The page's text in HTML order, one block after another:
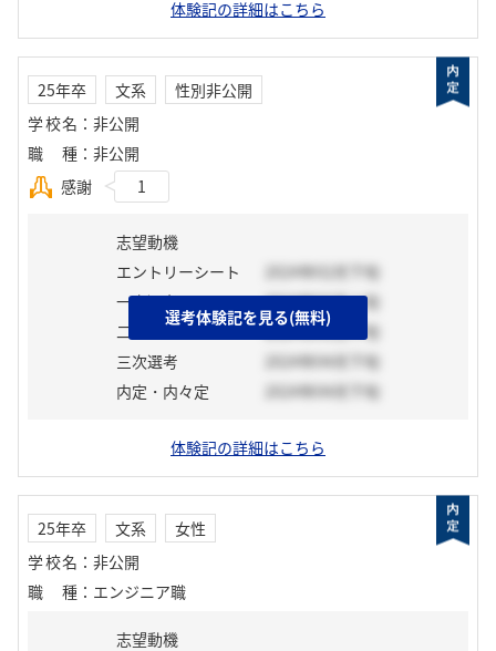
体験記の詳細はこちら
25年卒 文系
性別非公開
学校名 ： 非公開
職種 ： 非公開
感謝
1
志望動機
エントリーシート
2024年02月下旬
一次選考
2024年03月上旬
二次選考
2024年03月下旬
三次選考
2024年04月下旬
内定・内々定
2024年04月下旬
体験記の詳細はこちら
選考体験記を見る(無料)
25年卒 文系
女性
学校名 ： 非公開
職種 ： エンジニア職
志望動機